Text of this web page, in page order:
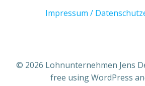
Impressum /
© 2026 Lohnunternehmen Jens
free using WordPress